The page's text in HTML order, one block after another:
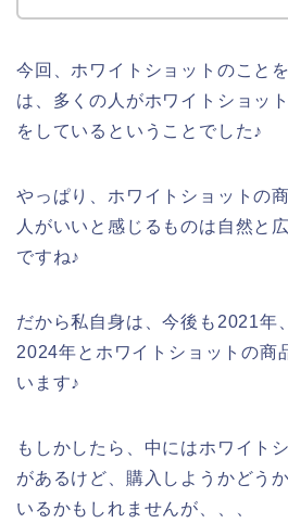
今回、ホワイトショットのこと
は、多くの人がホワイトショッ
をしているということでした♪
やっぱり、ホワイトショットの
人がいいと感じるものは自然と
ですね♪
だから私自身は、今後も2021年
2024年とホワイトショットの商
います♪
もしかしたら、中にはホワイト
があるけど、購入しようかどう
いるかもしれませんが、、、